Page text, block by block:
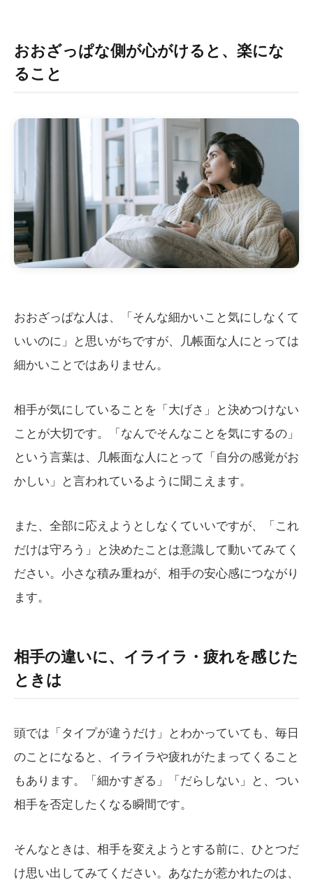
おおざっぱな側が心がけると、楽にな
ること
おおざっぱな人は、「そんな細かいこと気にしなくて
いいのに」と思いがちですが、几帳面な人にとっては
細かいことではありません。
相手が気にしていることを「大げさ」と決めつけない
ことが大切です。「なんでそんなことを気にするの」
という言葉は、几帳面な人にとって「自分の感覚がお
かしい」と言われているように聞こえます。
また、全部に応えようとしなくていいですが、「これ
だけは守ろう」と決めたことは意識して動いてみてく
ださい。小さな積み重ねが、相手の安心感につながり
ます。
相手の違いに、イライラ・疲れを感じた
ときは
頭では「タイプが違うだけ」とわかっていても、毎日
のことになると、イライラや疲れがたまってくること
もあります。「細かすぎる」「だらしない」と、つい
相手を否定したくなる瞬間です。
そんなときは、相手を変えようとする前に、ひとつだ
け思い出してみてください。あなたが惹かれたのは、